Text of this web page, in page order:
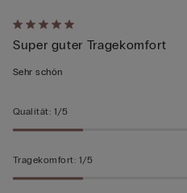
Mit
5
von
bewertet
Super guter Tragekomfort
Sehr schön
Qualität: 1/5
Tragekomfort: 1/5